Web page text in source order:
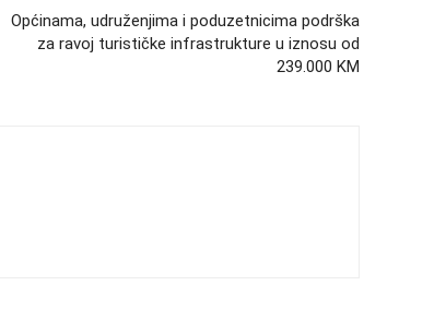
Općinama, udruženjima i poduzetnicima podrška
za ravoj turističke infrastrukture u iznosu od
239.000 KM